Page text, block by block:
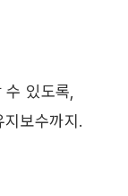
있도록,
보수까지.